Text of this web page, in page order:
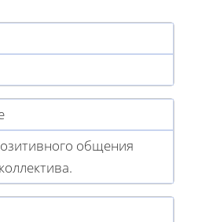
общения